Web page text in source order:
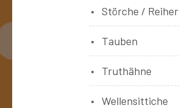
Störche / Reiher
Tauben
Truthähne
Wellensittiche